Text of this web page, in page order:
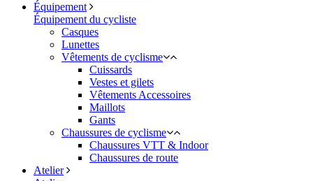
Équipement
Équipement du cycliste
Casques
Lunettes
Vêtements de cyclisme
Cuissards
Vestes et gilets
Vêtements Accessoires
Maillots
Gants
Chaussures de cyclisme
Chaussures VTT & Indoor
Chaussures de route
Atelier